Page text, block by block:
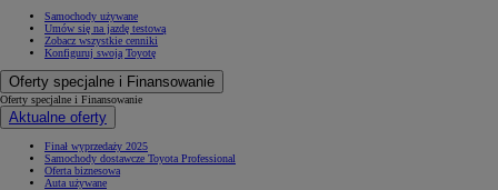
Samochody używane
Umów się na jazdę testową
Zobacz wszystkie cenniki
Konfiguruj swoją Toyotę
Oferty specjalne i Finansowanie
Oferty specjalne i Finansowanie
Aktualne oferty
Finał wyprzedaży 2025
Samochody dostawcze Toyota Professional
Oferta biznesowa
Auta używane